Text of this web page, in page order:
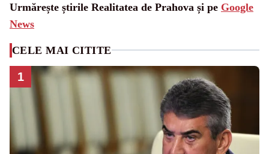
Urmărește știrile Realitatea de Prahova și pe Google
News
CELE MAI CITITE
1